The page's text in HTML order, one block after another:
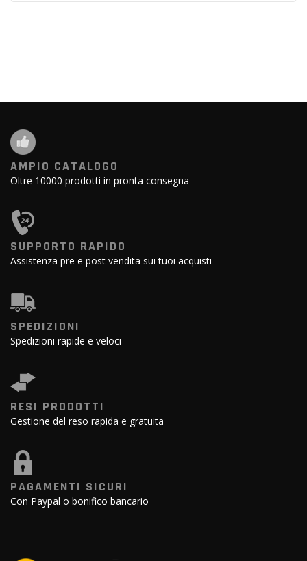
AMPIO CATALOGO
Oltre 10000 prodotti in pronta consegna
SUPPORTO RAPIDO
Assistenza pre e post vendita sui tuoi acquisti
SPEDIZIONI
Spedizioni rapide e veloci
RESI PRODOTTI
Gestione del reso rapida e gratuita
PAGAMENTI SICURI
Con Paypal o bonifico bancario